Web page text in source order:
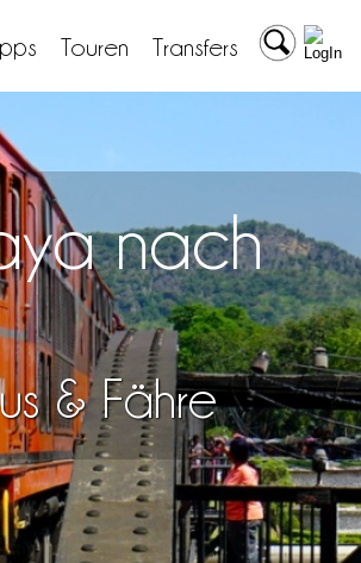
Transfers
Touren
nach
& Fähre